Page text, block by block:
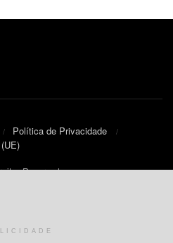
Política de Privacidade
Reservados.